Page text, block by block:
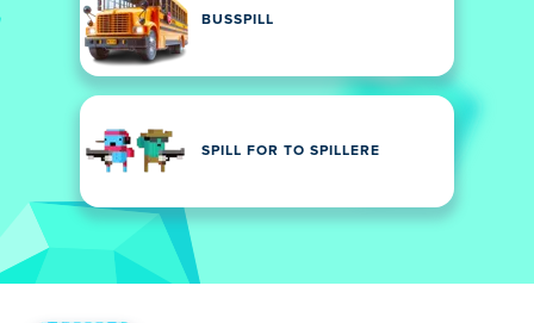
BUSSPILL
SPILL FOR TO SPILLERE